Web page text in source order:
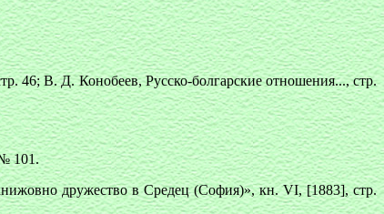
46; В. Д. Конобеев, Русско-болгарские отношения..., стр.
101.
дружество в Средец (София)», кн. VI, [1883], стр.